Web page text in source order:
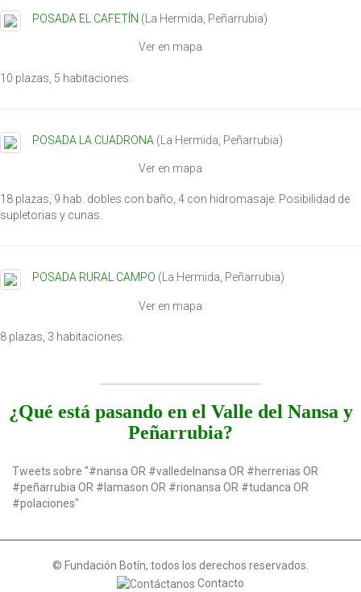
POSADA EL CAFETÍN ( La Hermida Peñarrubia)
Ver en mapa
10 plazas, 5 habitaciones.
POSADA LA CUADRONA (La Hermida Peñarrubia)
Ver en mapa
18 plazas, 9 hab. dobles con baño, 4 con hidromasaje. Posibilidad de
supletorias y cunas.
POSADA RURAL CAMPO ( La Hermida Peñarrubia)
Ver en mapa
8 plazas, 3 habitaciones.
¿Qué está pasando en el Valle del Nansa y
Peñarrubia?
Tweets sobre "#nansa OR #valledelnansa OR #herrerias OR
#peñarrubia OR #lamason OR #rionansa OR #tudanca OR
#polaciones"
© Fundación Botín, todos los derechos reservados.
Contacto